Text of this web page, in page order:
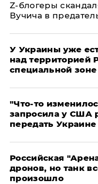
Z-блогеры
Вучича в
У Украины уже
над территорией
специальной
​"Что-то
запросила у США
передать Украине
​Российская
дронов, но танк
произошло